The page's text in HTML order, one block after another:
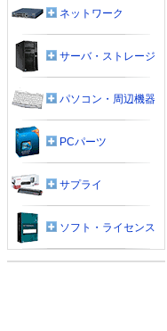
ネットワーク
サーバ・ストレージ
パソコン・周辺機器
PCパーツ
サプライ
ソフト・ライセンス